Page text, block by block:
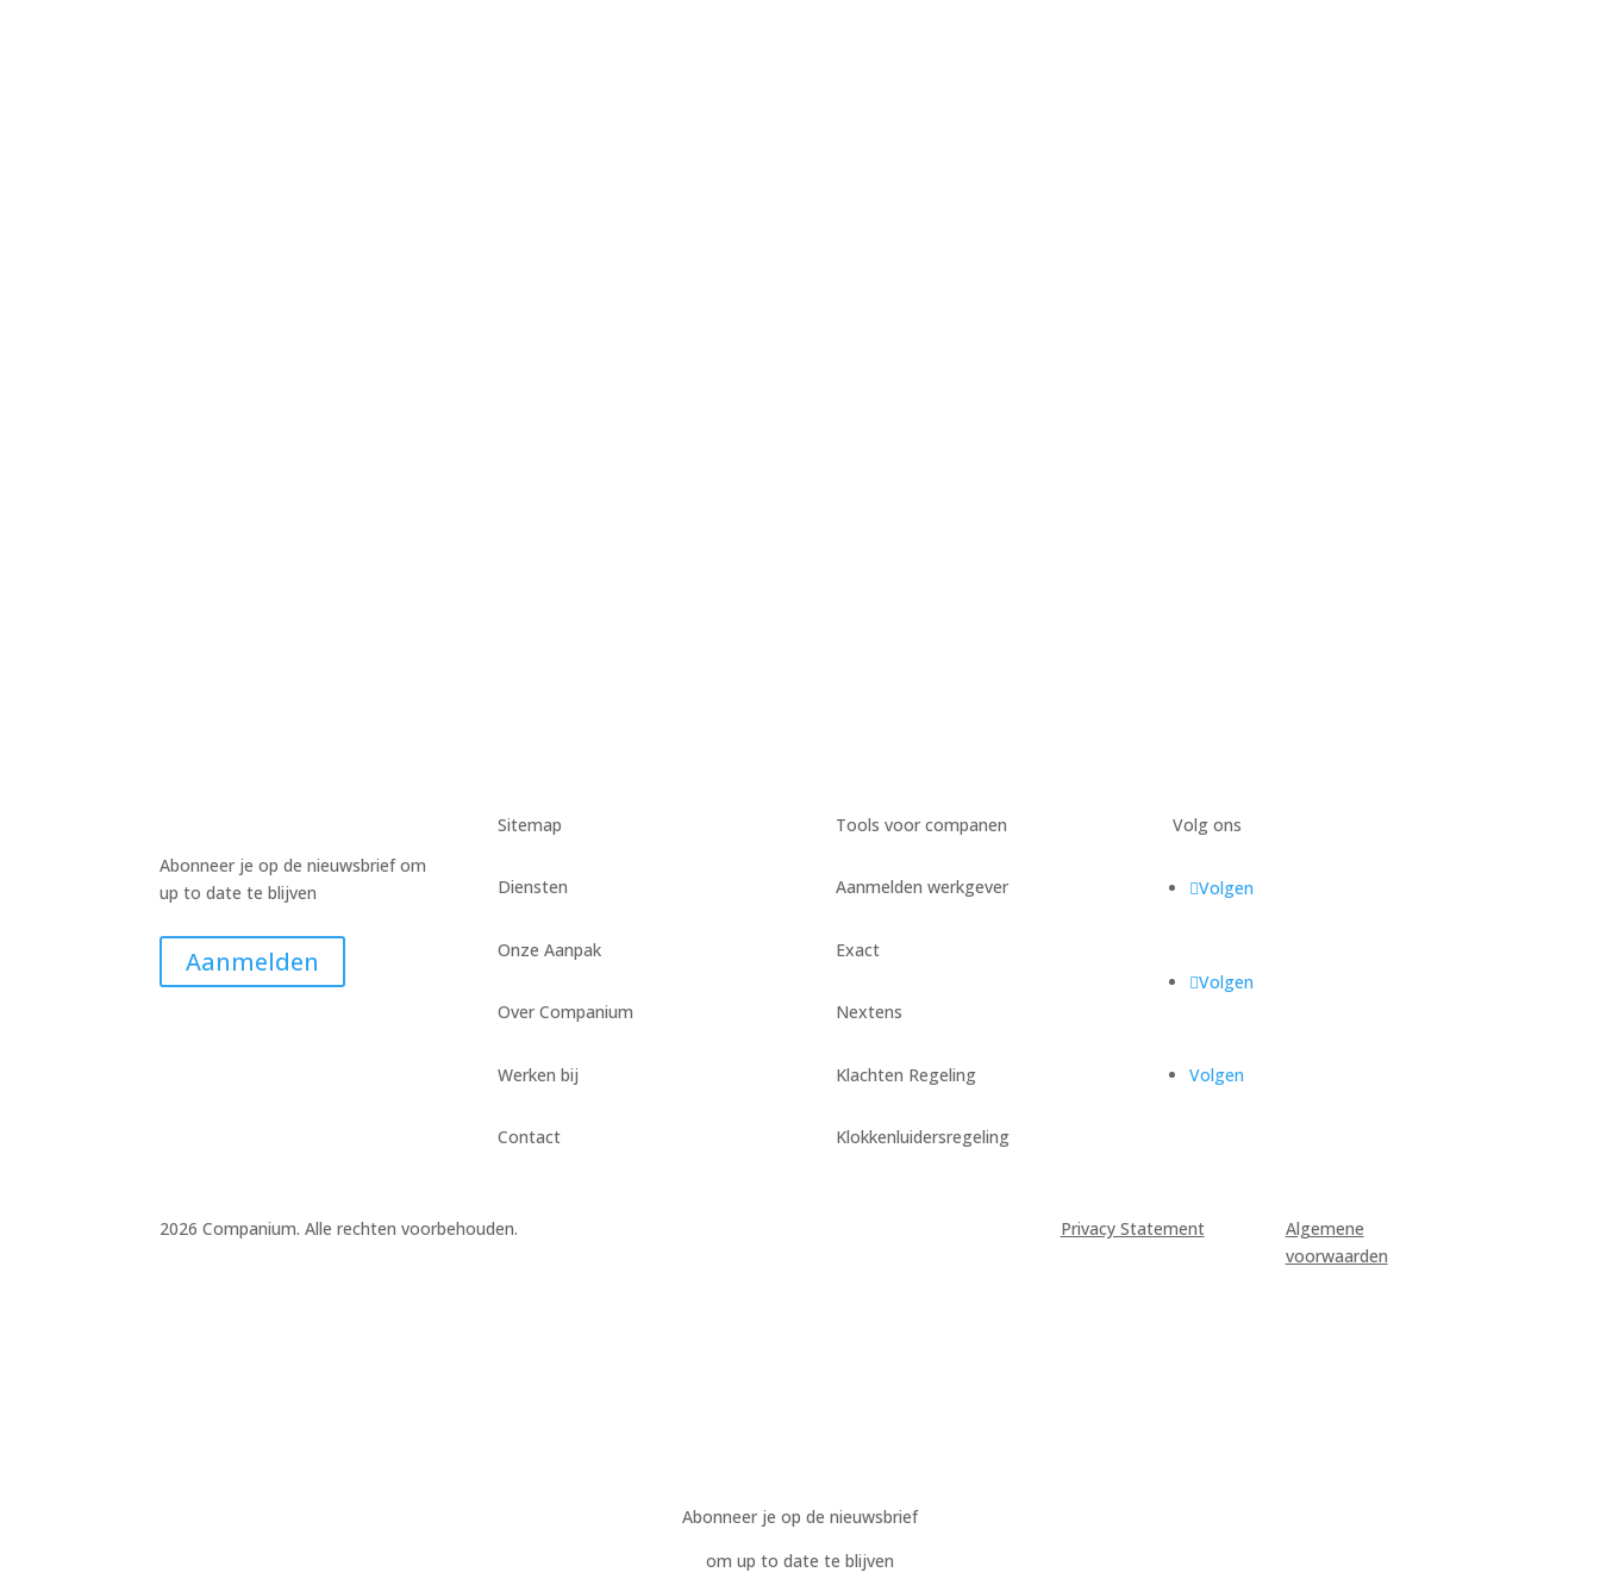
Abonneer je op de nieuwsbrief om
up to date te blijven
Aanmelden
Sitemap
Diensten
Onze Aanpak
Over Companium
Werken bij
Contact
Tools voor companen
Aanmelden werkgever
Exact
Nextens
Klachten Regeling
Klokkenluidersregeling
Volg ons
Volgen
Volgen
Volgen
2026 Companium. Alle rechten voorbehouden. Privacy Statement
Algemene
voorwaarden
Abonneer je op de nieuwsbrief
om up to date te blijven